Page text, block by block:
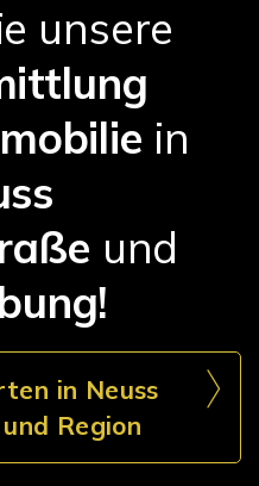
unsere
in
und
in Neuss
Region